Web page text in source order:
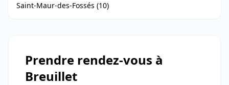
Saint-Maur-des-Fossés (10)
Prendre rendez-vous à
Breuillet